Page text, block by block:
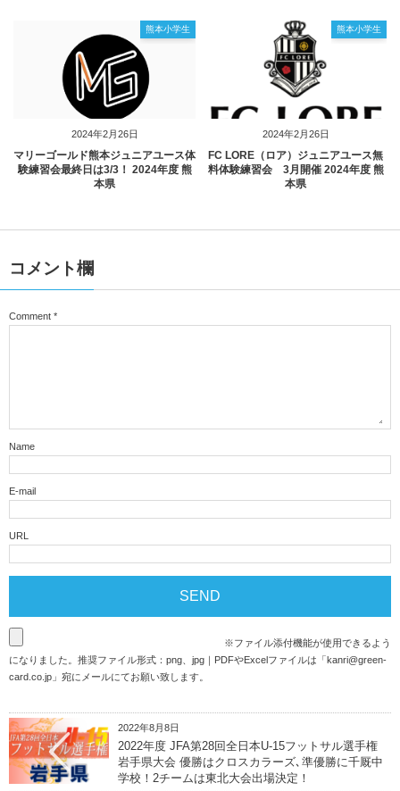
2024年2月26日
熊本小学生
マリーゴールド熊本ジュニアユース体
験練習会最終日は3/3！ 2024年度 熊
本県
2024年2月26日
熊本小学生
FC LORE（ロア）ジュニアユース無
料体験練習会 3月開催 2024年度 熊
本県
コメント欄
Comment *
Name
E-mail
URL
※ファイル添付機能が使用できるよう
になりました。推奨ファイル形式：png、jpg｜PDFやExcelファイルは「kanri@green-
card.co.jp 」宛にメールにてお願い致します。
2022年8月8日
2022年度 JFA第28回全日本U-15フットサル選手権
岩手県大会 優勝はクロスカラーズ､準優勝に千厩中
学校！2チームは東北大会出場決定！